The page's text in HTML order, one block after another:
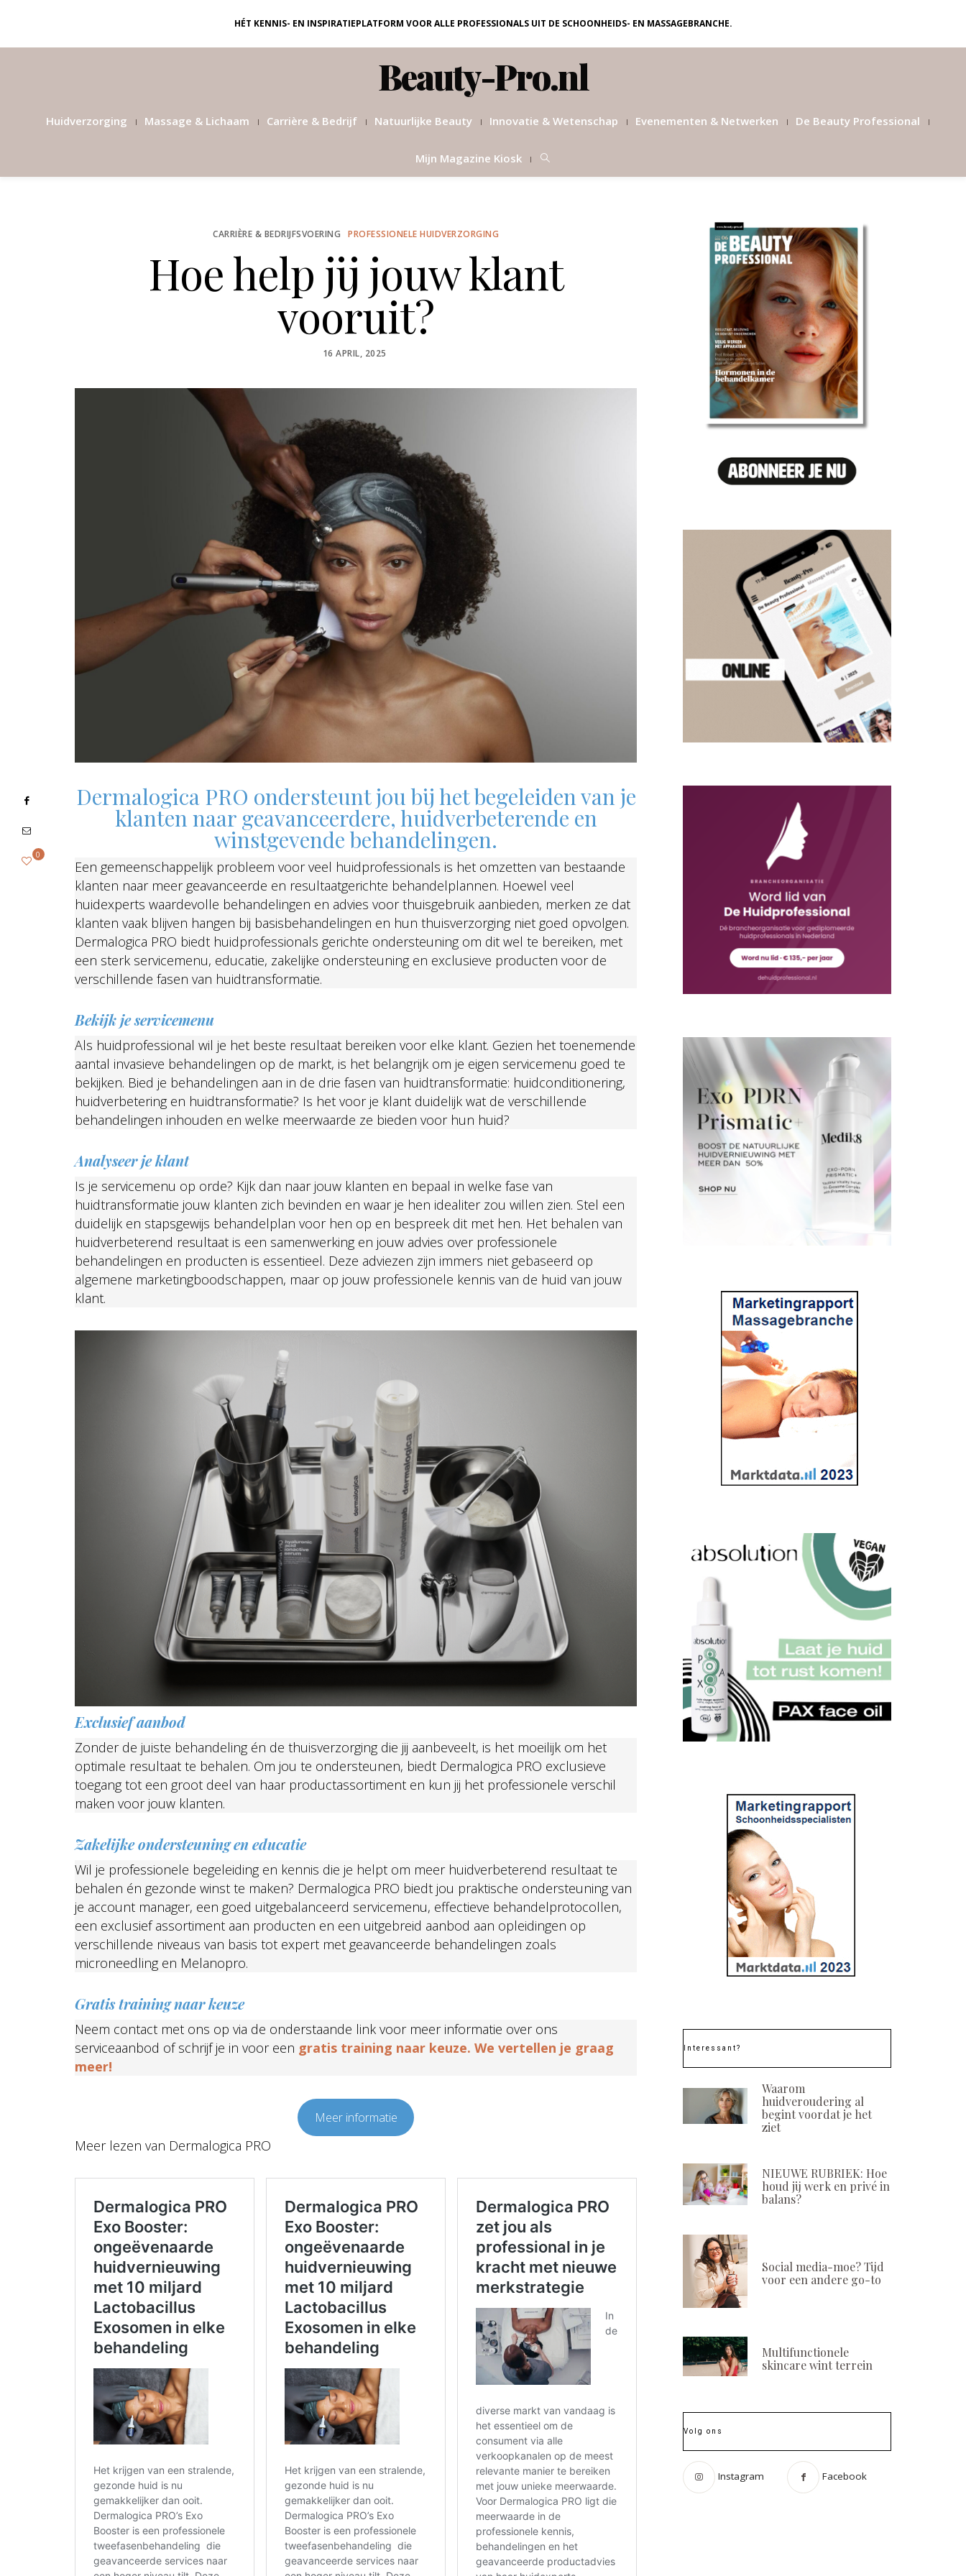
HÉT KENNIS- EN INSPIRATIEPLATFORM VOOR ALLE PROFESSIONALS UIT DE SCHOONHEIDS- EN MASSAGEBRANCHE.
Beauty-Pro.nl
Huidverzorging Massage & Lichaam Carrière & Bedrijf Natuurlijke Beauty Innovatie & Wetenschap Evenementen & Netwerken De Beauty Professional
Mijn Magazine Kiosk
CARRIÈRE & BEDRIJFSVOERING PROFESSIONELE HUIDVERZORGING
Hoe help jij jouw klant
vooruit?
POSTED
16 APRIL, 2025
Dermalogica PRO ondersteunt jou bij het begeleiden van je
klanten naar geavanceerdere, huidverbeterende en
winstgevende behandelingen.
Een gemeenschappelijk probleem voor veel huidprofessionals is het omzetten van bestaande
klanten naar meer geavanceerde en resultaatgerichte behandelplannen. Hoewel veel
huidexperts waardevolle behandelingen en advies voor thuisgebruik aanbieden, merken ze dat
klanten vaak blijven hangen bij basisbehandelingen en hun thuisverzorging niet goed opvolgen.
Dermalogica PRO biedt huidprofessionals gerichte ondersteuning om dit wel te bereiken, met
een sterk servicemenu, educatie, zakelijke ondersteuning en exclusieve producten voor de
verschillende fasen van huidtransformatie.
Bekijk je servicemenu
Als huidprofessional wil je het beste resultaat bereiken voor elke klant. Gezien het toenemende
aantal invasieve behandelingen op de markt, is het belangrijk om je eigen servicemenu goed te
bekijken. Bied je behandelingen aan in de drie fasen van huidtransformatie: huidconditionering,
huidverbetering en huidtransformatie? Is het voor je klant duidelijk wat de verschillende
behandelingen inhouden en welke meerwaarde ze bieden voor hun huid?
Analyseer je klant
Is je servicemenu op orde? Kijk dan naar jouw klanten en bepaal in welke fase van
huidtransformatie jouw klanten zich bevinden en waar je hen idealiter zou willen zien. Stel een
duidelijk en stapsgewijs behandelplan voor hen op en bespreek dit met hen. Het behalen van
huidverbeterend resultaat is een samenwerking en jouw advies over professionele
behandelingen en producten is essentieel. Deze adviezen zijn immers niet gebaseerd op
algemene marketingboodschappen, maar op jouw professionele kennis van de huid van jouw
klant.
Exclusief aanbod
Zonder de juiste behandeling én de thuisverzorging die jij aanbeveelt, is het moeilijk om het
optimale resultaat te behalen. Om jou te ondersteunen, biedt Dermalogica PRO exclusieve
toegang tot een groot deel van haar productassortiment en kun jij het professionele verschil
maken voor jouw klanten.
Zakelijke ondersteuning en educatie
Wil je professionele begeleiding en kennis die je helpt om meer huidverbeterend resultaat te
behalen én gezonde winst te maken? Dermalogica PRO biedt jou praktische ondersteuning van
je account manager, een goed uitgebalanceerd servicemenu, effectieve behandelprotocollen,
een exclusief assortiment aan producten en een uitgebreid aanbod aan opleidingen op
verschillende niveaus van basis tot expert met geavanceerde behandelingen zoals
microneedling en Melanopro.
Gratis training naar keuze
Neem contact met ons op via de onderstaande link voor meer informatie over ons
serviceaanbod of schrijf je in voor een gratis training naar keuze. We vertellen je graag
meer!
Meer informatie
Meer lezen van Dermalogica PRO
0
Interessant?
Waarom
huidveroudering al
begint voordat je het
ziet
NIEUWE RUBRIEK: Hoe
houd jij werk en privé in
balans?
Social media-moe? Tijd
voor een andere go-to
Multifunctionele
skincare wint terrein
Volg ons
Instagram Facebook